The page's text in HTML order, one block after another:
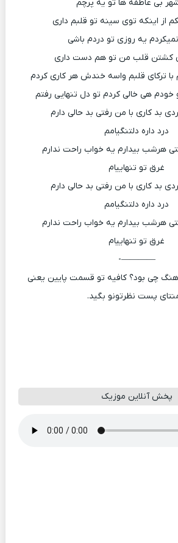
بی عاطفه ها تو یه پرچم
از اینکه توی سینه تو قلبم داری
یه روزی تو دردم باشی
کشتن قلب من تو هم دست داری
ترکای قلبم واسه خندش هر کاری کردم
خودم هی خالی کردم تو دل تنهایی رفتم
بد کاری با من رفتی بد حالی دارم
درد داره دلتنگیامم
هرشب بیدارم یه خواب راحت ندارم
غرق تو تنهاییام
بد کاری با من رفتی بد حالی دارم
درد داره دلتنگیامم
هرشب بیدارم یه خواب راحت ندارم
غرق تو تنهاییام
————-
چی بود؟ کافیه تو قسمت پایین یعنی
پست نظرتونو بگید.
پخش آنلاین موزیک